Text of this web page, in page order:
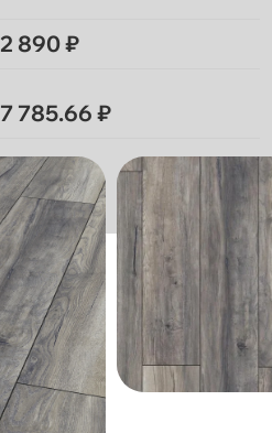
2 890 ₽
7 785.66 ₽